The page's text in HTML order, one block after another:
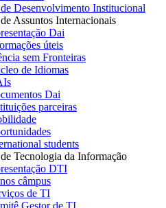
Desenvolvimento Institucional
Assuntos Internacionais
Dai
úteis
sem Fronteiras
de Idiomas
Dai
parceiras
students
Tecnologia da Informação
DTI
câmpus
de TI